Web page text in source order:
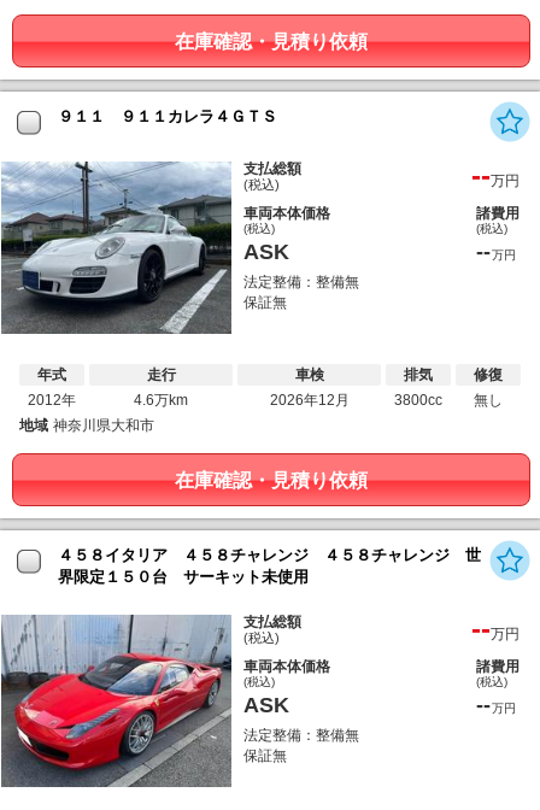
在庫確認・見積り依頼
９１１ ９１１カレラ４ＧＴＳ
支払総額
(税込) --万円
車両本体価格
(税込)
ASK
諸費用
(税込)
--万円
法定整備：整備無
保証無
年式
2012年
走行
4.6万km
車検
2026年12月
排気
3800cc
修復
無し
地域 神奈川県大和市
在庫確認・見積り依頼
４５８イタリア ４５８チャレンジ ４５８チャレンジ 世
界限定１５０台 サーキット未使用
支払総額
(税込) --万円
車両本体価格
(税込)
ASK
諸費用
(税込)
--万円
法定整備：整備無
保証無